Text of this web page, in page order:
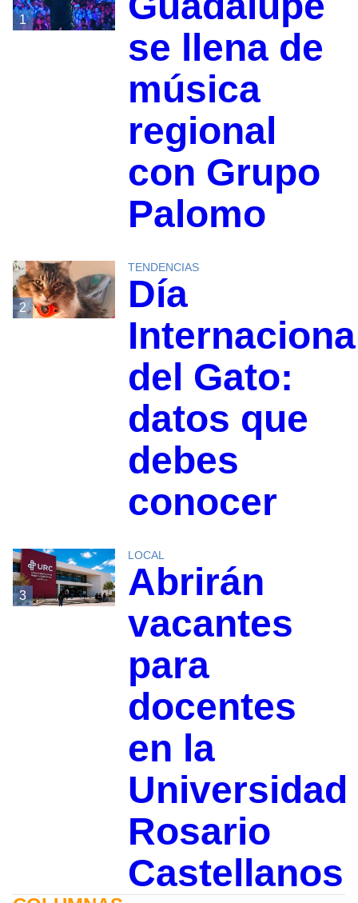
1
se llena de
música
regional
con Grupo
Palomo
2
TENDENCIAS
Día
del Gato:
datos que
debes
conocer
3
LOCAL
Abrirán
vacantes
para
docentes
en la
Universidad
Rosario
Castellanos